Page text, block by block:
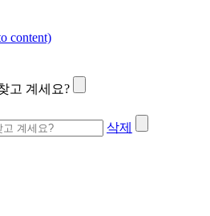
content)
고 계세요?
삭제